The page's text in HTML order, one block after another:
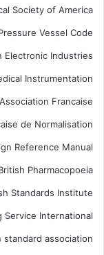
Society of America
Vessel Code
Electronic Industries
Instrumentation
Association Francaise
de Normalisation
Reference Manual
Pharmacopoeia
Standards Institute
Service International
standard association